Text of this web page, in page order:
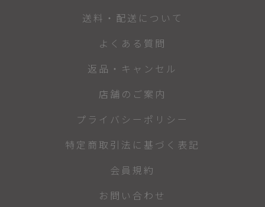
送料・配送について
よくある質問
返品・キャンセル
店舗のご案内
プライバシーポリシー
特定商取引法に基づく表記
会員規約
お問い合わせ